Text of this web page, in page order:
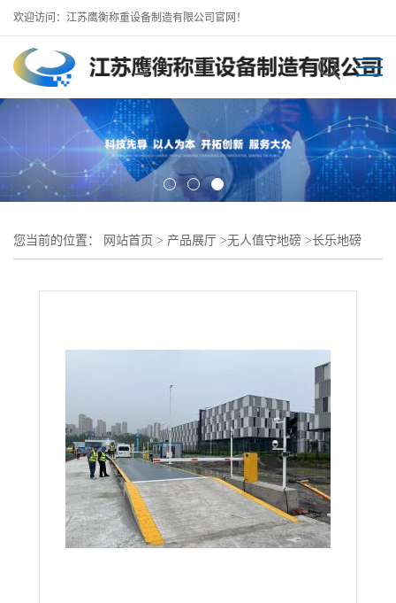
欢迎访问：江苏鹰衡称重设备制造有限公司官网！
您当前的位置： 网站首页 > 产品展厅 >无人值守地磅 >长乐地磅